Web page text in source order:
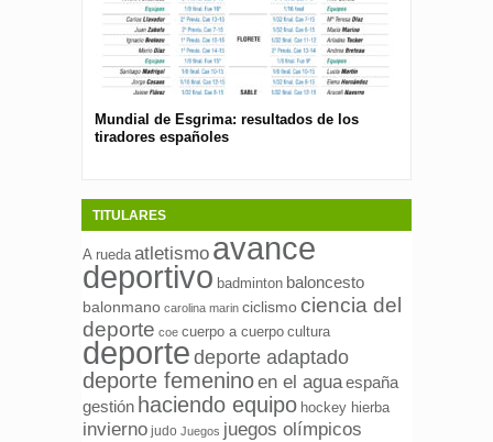
Mundial de Esgrima: resultados de los
tiradores españoles
TITULARES
A rueda atletismo avance
deportivo badminton baloncesto
balonmano carolina marin ciclismociencia del
deporte coe cuerpo a cuerpo cultura
deportedeporte adaptado
deporte femeninoen el aguaespaña
gestión haciendo equipo hockey hierba
invierno judo Juegos juegos olímpicos